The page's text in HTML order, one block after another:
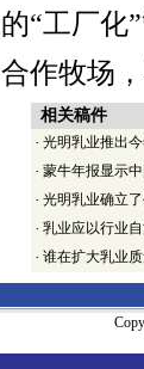
的“工厂化
合作牧场
相关稿件
· 光明乳业推出
· 蒙牛年报显示
· 光明乳业确立
· 乳业应以行业
· 谁在扩大乳业